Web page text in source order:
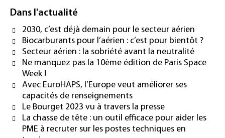
Dans l'actualité
2030, c’est déjà demain pour le secteur aérien
Biocarburants pour l’aérien : c’est pour bientôt ?
Secteur aérien : la sobriété avant la neutralité
Ne manquez pas la 10ème édition de Paris Space
Week !
Avec EuroHAPS, l’Europe veut améliorer ses
capacités de renseignements
Le Bourget 2023 vu à travers la presse
La chasse de tête : un outil efficace pour aider les
PME à recruter sur les postes techniques en